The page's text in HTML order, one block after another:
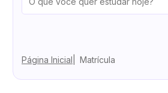
Página Inicial Matrícula